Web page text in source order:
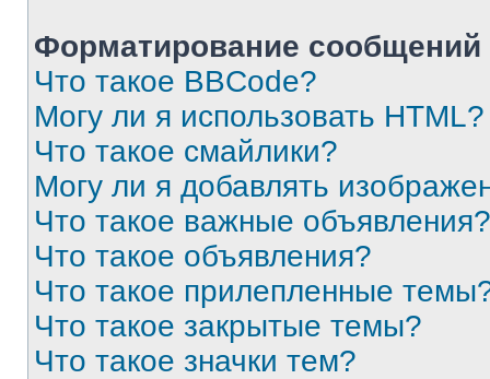
Форматирование
Что такое BBCode?
Могу ли я использовать HTML?
Что такое смайлики?
Могу ли я добавлять
Что такое важные объявления?
Что такое объявления?
Что такое прилепленные
Что такое закрытые темы?
Что такое значки тем?